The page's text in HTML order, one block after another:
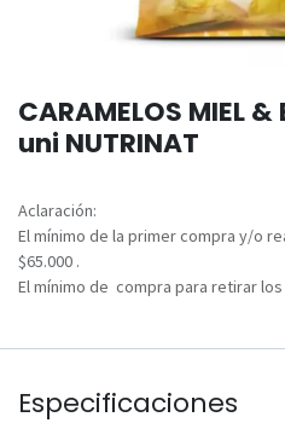
CARAMELOS MIEL &
uni NUTRINAT
Aclaración:
El mínimo de la primer compra y/o
$65.000 .
El mínimo de compra para retirar
Especificaciones